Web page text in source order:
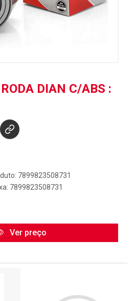
DIAN C/ABS :
7899823508731
7899823508731
Ver preço